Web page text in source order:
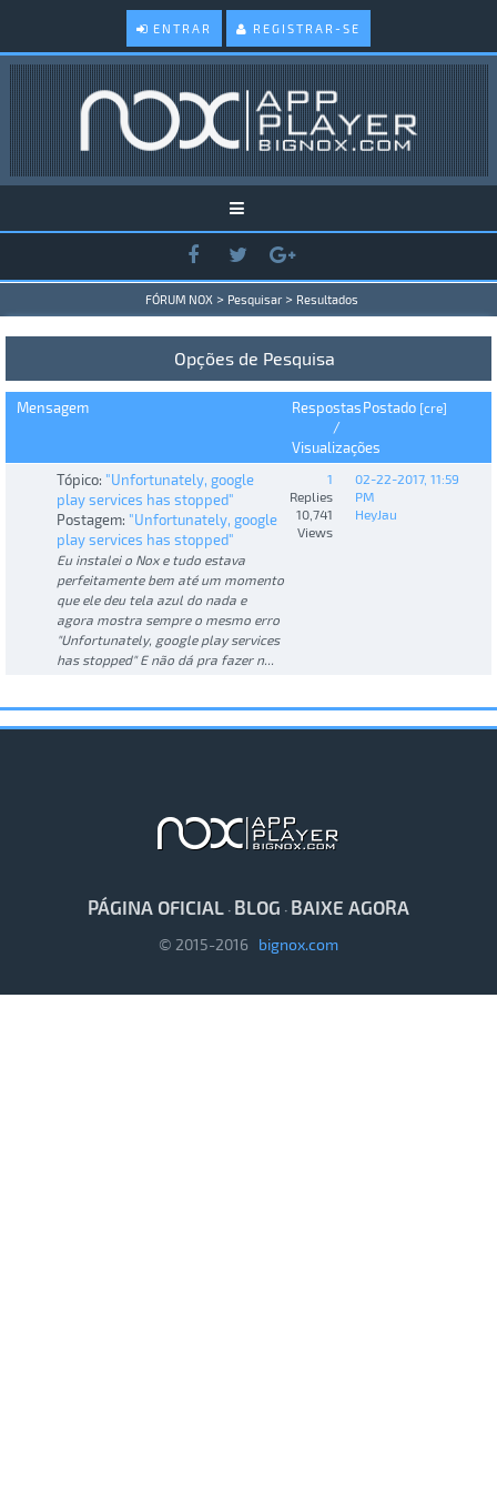
ENTRAR REGISTRAR-SE
FÓRUM NOX > Pesquisar > Resultados
Opções de Pesquisa
Mensagem
Respostas
/
Visualizações
Postado [cre]
Tópico: "Unfortunately, google
play services has stopped"
Postagem: "Unfortunately, google
play services has stopped"
Eu instalei o Nox e tudo estava
perfeitamente bem até um momento
que ele deu tela azul do nada e
agora mostra sempre o mesmo erro
"Unfortunately, google play services
has stopped" E não dá pra fazer n...
1
Replies
10,741
Views
02-22-2017, 11:59
PM
HeyJau
PÁGINA OFICIAL · BLOG · BAIXE AGORA
© 2015-2016 bignox.com